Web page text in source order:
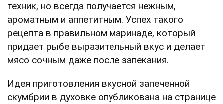
техник, но всегда получается нежным,
ароматным и аппетитным. Успех такого
рецепта в правильном маринаде, который
придает рыбе выразительный вкус и делает
мясо сочным даже после запекания.
Идея приготовления вкусной запеченной
скумбрии в духовке опубликована на странице